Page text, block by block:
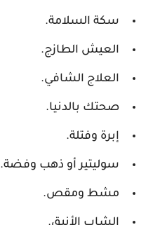
سكة السلامة.
العيش الطازج.
العلاج الشافي.
صحتك بالدنيا.
إبرة وفتلة.
سوليتير أو ذهب وفضة.
مشط ومقص.